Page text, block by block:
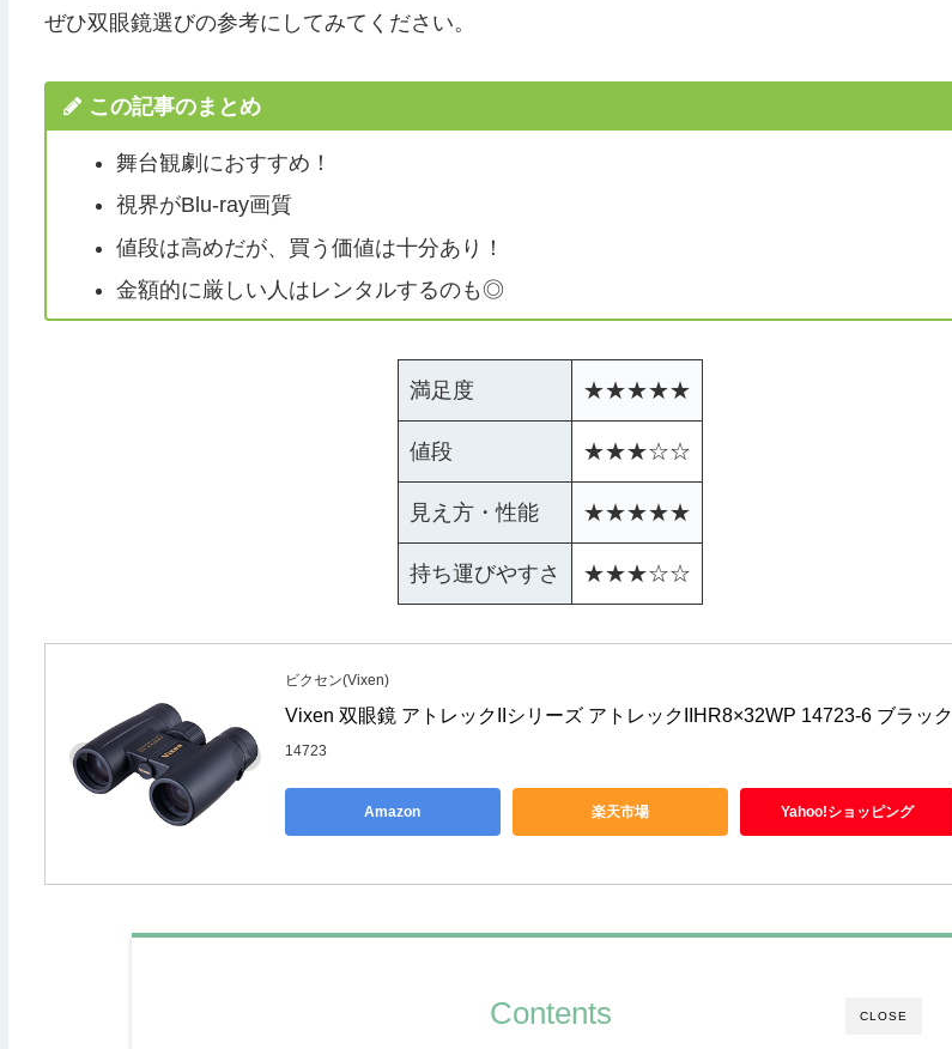
ぜひ双眼鏡選びの参考にしてみてください。
この記事のまとめ
舞台観劇におすすめ！
視界がBlu-ray画質
値段は高めだが、買う価値は十分あり！
金額的に厳しい人はレンタルするのも◎
満足度 ★★★★★
値段 ★★★☆☆
見え方・性能 ★★★★★
持ち運びやすさ ★★★☆☆
ビクセン(Vixen)
Vixen 双眼鏡 アトレックIIシリーズ アトレックIIHR8×32WP 14723-6 ブラック
14723
Amazon 楽天市場 Yahoo!ショッピング
CLOSE
Contents